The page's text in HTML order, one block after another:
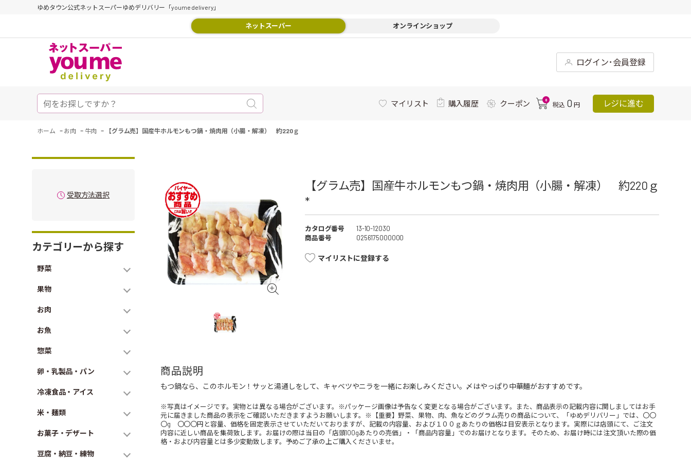
ゆめタウン公式ネットスーパーゆめデリバリー「youme delivery」
ネットスーパー オンラインショップ
ログイン･会員登録
マイリスト 購入履歴 クーポン 0
税込 0 円 レジに進む
ホーム - お肉 - 牛肉 - 【グラム売】国産牛ホルモンもつ鍋・焼肉用（小腸・解凍） 約220ｇ
受取方法選択
カテゴリーから探す
野菜
果物
お肉
お魚
惣菜
卵・乳製品・パン
冷凍食品・アイス
米・麺類
お菓子・デザート
豆腐・納豆・練物
【グラム売】国産牛ホルモンもつ鍋・焼肉用（小腸・解凍） 約220ｇ
*
カタログ番号
13-10-12030
商品番号
0256175000000
マイリストに登録する
商品説明
もつ鍋なら、このホルモン！サッと湯通しをして、キャベツやニラを一緒にお楽しみください。〆はやっぱり中華麺がおすすめです。
※写真はイメージです。実物とは異なる場合がございます。※パッケージ画像は予告なく変更となる場合がございます。また、商品表示の記載内容に関しましてはお手
元に届きました商品の表示をご確認いただきますようお願いします。※【重要】野菜、果物、肉、魚などのグラム売りの商品について、「ゆめデリバリー」では、〇〇
〇g 〇〇〇円と容量、価格を固定表示させていただいておりますが、記載の内容量、および１００ｇあたりの価格は目安表示となります。実際には店頭にて、ご注文
内容に近しい商品を集荷致します。お届けの際は当日の「店頭100gあたりの売価」・「商品内容量」でのお届けとなります。そのため、お届け時には注文頂いた際の価
格・および内容量とは多少変動致します。予めご了承の上ご購入くださいませ。